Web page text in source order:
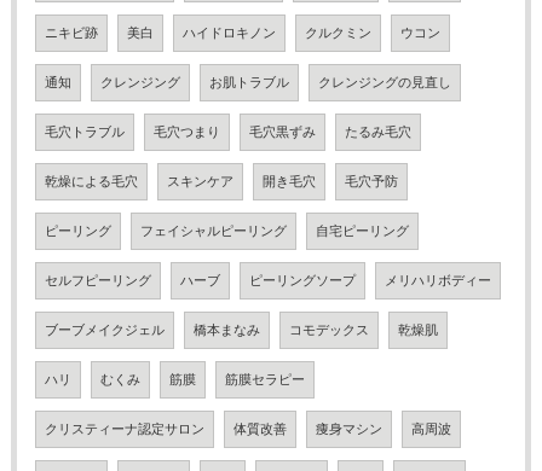
ニキビ跡 美白 ハイドロキノン クルクミン ウコン
通知 クレンジング お肌トラブル クレンジングの見直し
毛穴トラブル 毛穴つまり 毛穴黒ずみ たるみ毛穴
乾燥による毛穴 スキンケア 開き毛穴 毛穴予防
ピーリング フェイシャルピーリング 自宅ピーリング
セルフピーリング ハーブ ピーリングソープ メリハリボディー
ブーブメイクジェル 橋本まなみ コモデックス 乾燥肌
ハリ むくみ 筋膜 筋膜セラピー
クリスティーナ認定サロン 体質改善 痩身マシン 高周波